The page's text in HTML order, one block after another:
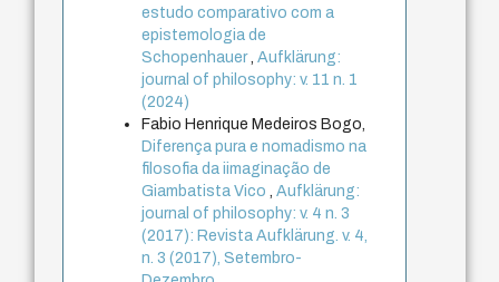
estudo comparativo com a
epistemologia de
Schopenhauer ,Aufklärung:
journal of philosophy: v. 11 n. 1
(2024)
Fabio Henrique Medeiros Bogo,
Diferença pura e nomadismo na
filosofia da iimaginação de
Giambatista Vico
,Aufklärung:
journal of philosophy: v. 4 n. 3
(2017): Revista Aufklärung. v. 4,
n. 3 (2017), Setembro-